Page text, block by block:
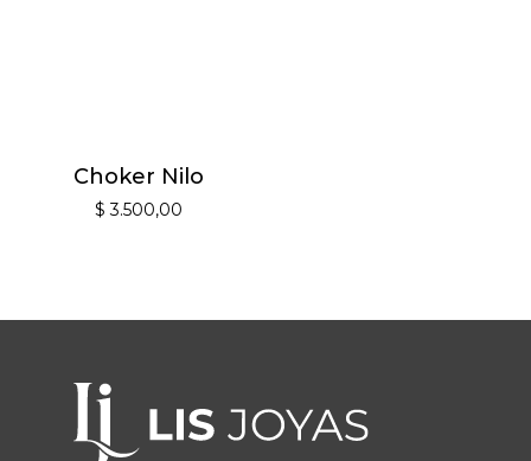
Choker Nilo
$ 3.500,00